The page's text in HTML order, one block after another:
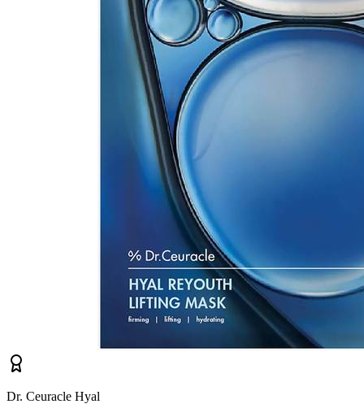
Dr. Ceuracle Hyal